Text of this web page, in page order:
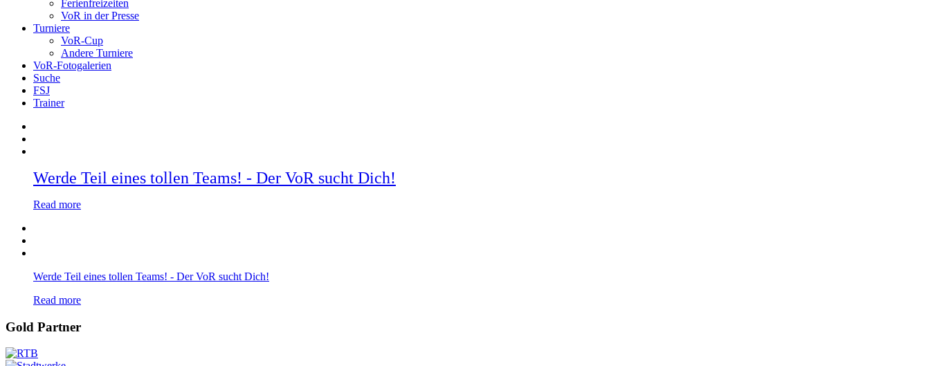
Ferienfreizeiten
VoR in der Presse
Turniere
VoR-Cup
Andere Turniere
VoR-Fotogalerien
Suche
FSJ
Trainer
Werde Teil eines tollen Teams! - Der VoR sucht Dich!
Read more
Werde Teil eines tollen Teams! - Der VoR sucht Dich!
Read more
Gold Partner